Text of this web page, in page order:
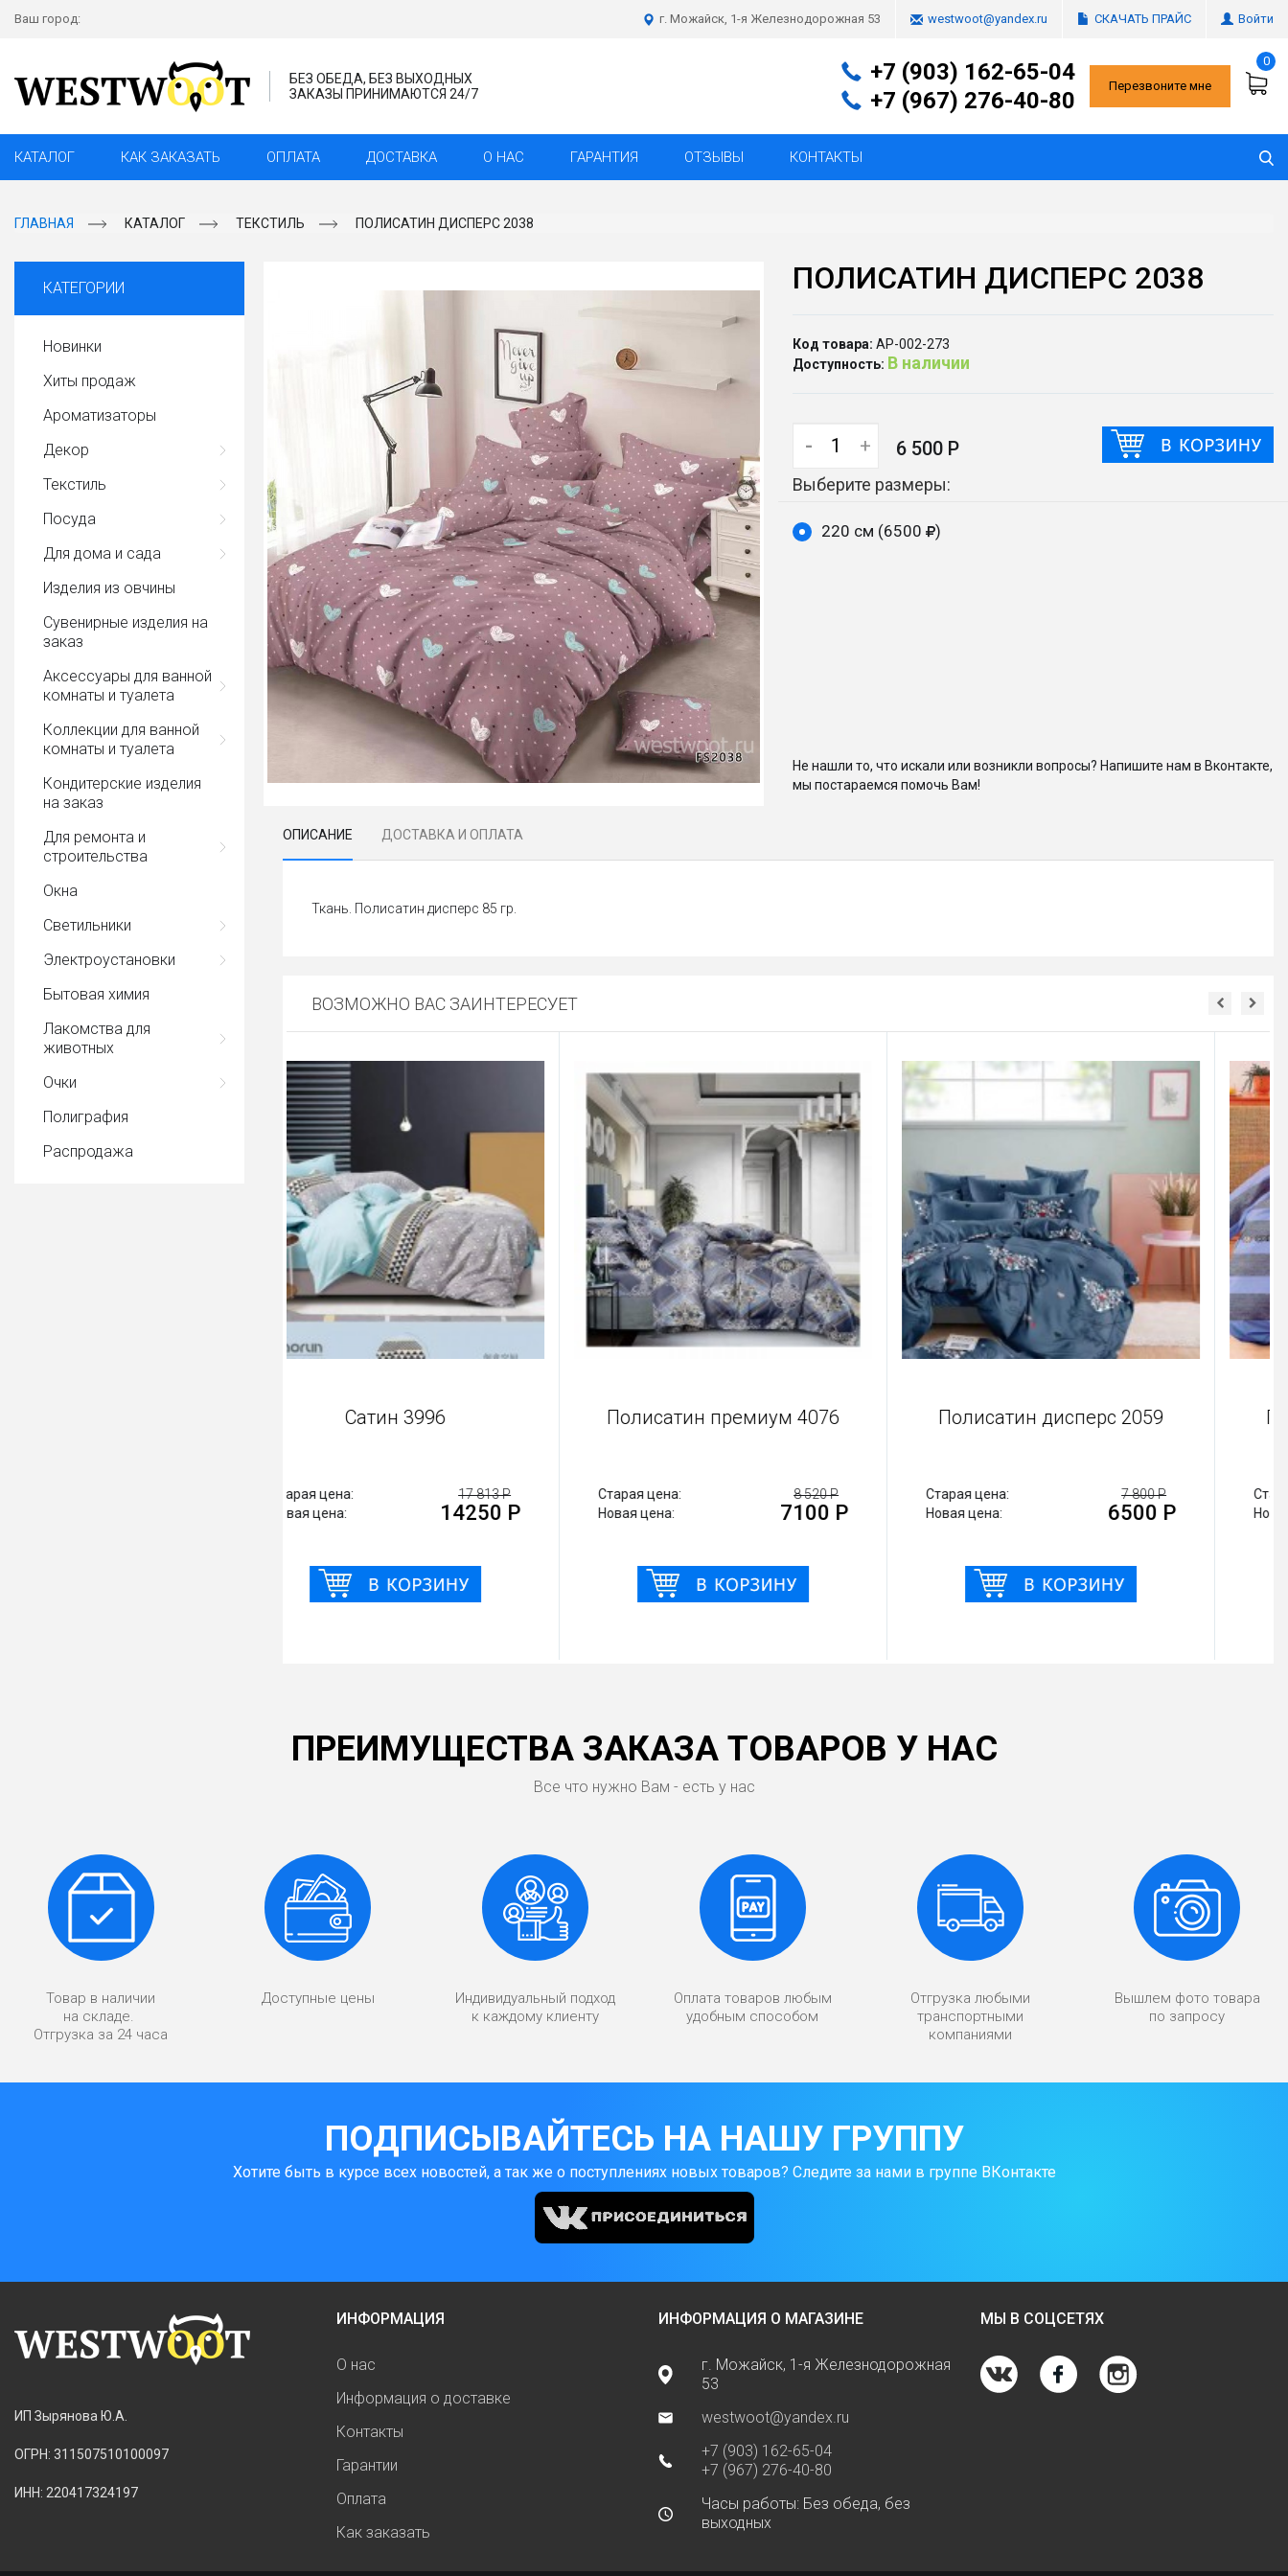
Ваш город: г. Можайск, 1-я Железнодорожная 53 westwoot@yandex.ru СКАЧАТЬ ПРАЙС Войти
БЕЗ ОБЕДА, БЕЗ ВЫХОДНЫХ
ЗАКАЗЫ ПРИНИМАЮТСЯ 24/7
+7 (903) 162-65-04
+7 (967) 276-40-80
Перезвоните мне
0
КАТАЛОГ КАК ЗАКАЗАТЬ ОПЛАТА ДОСТАВКА О НАС ГАРАНТИЯ ОТЗЫВЫ КОНТАКТЫ
ГЛАВНАЯ КАТАЛОГ ТЕКСТИЛЬ ПОЛИСАТИН ДИСПЕРС 2038
КАТЕГОРИИ
Новинки
Хиты продаж
Ароматизаторы
Декор
Текстиль
Посуда
Для дома и сада
Изделия из овчины
Сувенирные изделия на
заказ
Аксессуары для ванной
комнаты и туалета
Коллекции для ванной
комнаты и туалета
Кондитерские изделия
на заказ
Для ремонта и
строительства
Окна
Светильники
Электроустановки
Бытовая химия
Лакомства для
животных
Очки
Полиграфия
Распродажа
ПОЛИСАТИН ДИСПЕРС 2038
Код товара: АР-002-273
Доступность: В наличии
- + 6 500 Р
Выберите размеры:
220 см (6500 )
Не нашли то, что искали или возникли вопросы? Напишите нам в Вконтакте,
мы постараемся помочь Вам!
ОПИСАНИЕ ДОСТАВКА И ОПЛАТА
Ткань. Полисатин дисперс 85 гр.
ВОЗМОЖНО ВАС ЗАИНТЕРЕСУЕТ
Сатин 3996
Старая цена:
Новая цена:
14250 Р
Полисатин премиум 4076
Старая цена:
Новая цена:
7100 Р
Полисатин дисперс 2059
Старая цена:
Новая цена:
6500 Р
ПРЕИМУЩЕСТВА ЗАКАЗА ТОВАРОВ У НАС
Все что нужно Вам - есть у нас
Товар в наличии
на складе.
Отгрузка за 24 часа
Доступные цены
Индивидуальный подход
к каждому клиенту
Оплата товаров любым
удобным способом
Отгрузка любыми
транспортными
компаниями
Вышлем фото товара
по запросу
ПОДПИСЫВАЙТЕСЬ НА НАШУ ГРУППУ
Хотите быть в курсе всех новостей, а так же о поступлениях новых товаров? Следите за нами в группе ВКонтакте
ИП Зырянова Ю.А.
ОГРН: 311507510100097
ИНН: 220417324197
ИНФОРМАЦИЯ
О нас
Информация о доставке
Контакты
Гарантии
Оплата
Как заказать
ИНФОРМАЦИЯ О МАГАЗИНЕ
г. Можайск, 1-я Железнодорожная
53
westwoot@yandex.ru
+7 (903) 162-65-04
+7 (967) 276-40-80
Часы работы: Без обеда, без
выходных
МЫ В СОЦСЕТЯХ